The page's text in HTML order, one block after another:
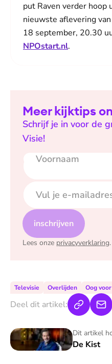
put Raven verder hoop
nieuwste aflevering van
18 september, 20.30
NPOstart.nl.
Meer kijktips
Schrijf je in voor de
Visie!
Voornaam
E-mailadres
inschrijven
Lees onze privacyverklaring.
Televisie Overlijden Oog
Deel dit artikel:
Dit artikel
De Kist
De Kist